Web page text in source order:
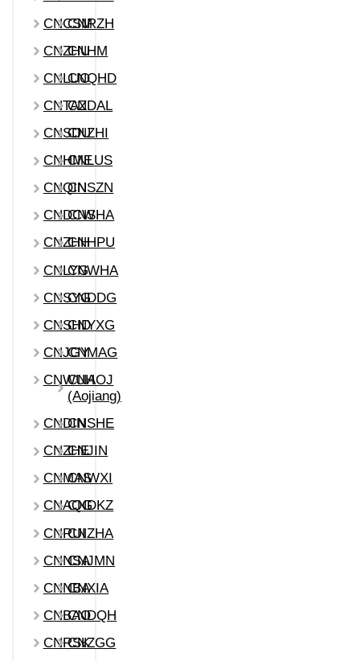
CNCSM
CNRZH
CNZHU
CNHM
CNLUOCNQHD
CNTAZCNDAL
CNSDU
CNZHI
CNHME
CNLUS
CNQINCNSZN
CNDCW
CNSHA
CNZHHCNHPU
CNLYGCNWHA
CNSYGCNDDG
CNSHDCNYXG
CNJGYCNMAG
CNWUH
CNAOJ
(Aojiang)
CNDINCNSHE
CNZHE
CNJIN
CNMAS
CNWXI
CNAQG
CNDKZ
CNRUICNZHA
CNNSACNJMN
CNNBA
CNXIA
CNBAOCNDQH
CNRSKCNZGG